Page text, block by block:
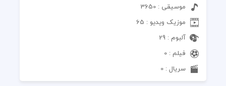
موسیقی : 3650
موزیک ویدیو : 65
آلبوم : 29
فیلم : 0
سریال : 0